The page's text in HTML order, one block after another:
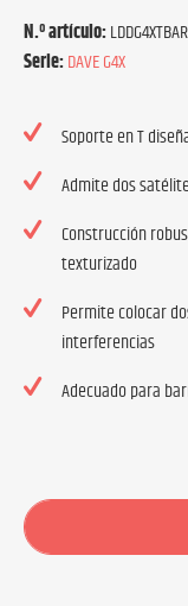
N.º artículo:
Serie:DAVE G4X
Soporte en T
Admite dos
Construcción
texturizado
Permite colocar
interferencias
Adecuado para